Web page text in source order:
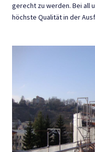
gerecht zu werden. Bei all
höchste Qualität in der